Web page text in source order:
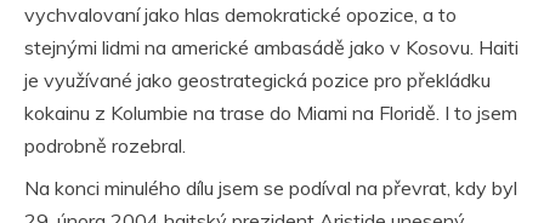
vychvalovaní jako hlas demokratické opozice, a to
stejnými lidmi na americké ambasádě jako v Kosovu. Haiti
je využívané jako geostrategická pozice pro překládku
kokainu z Kolumbie na trase do Miami na Floridě. I to jsem
podrobně rozebral.
Na konci minulého dílu jsem se podíval na převrat, kdy byl